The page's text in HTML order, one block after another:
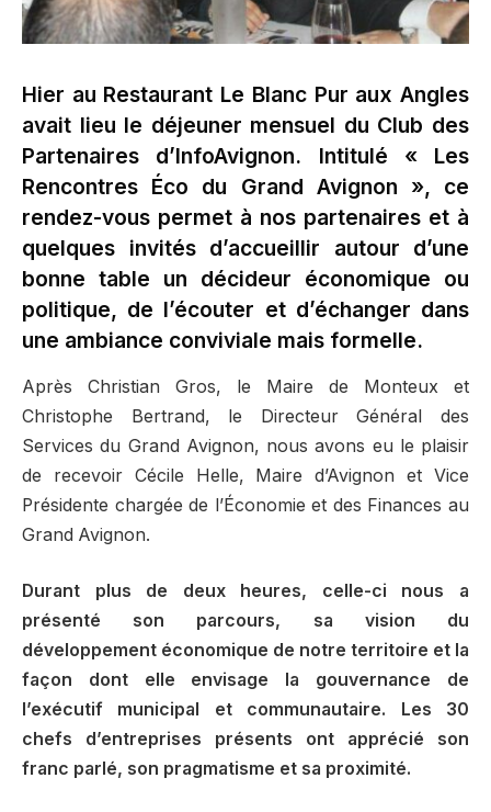
Hier au Restaurant Le Blanc Pur aux Angles
avait lieu le déjeuner mensuel du Club des
Partenaires d’InfoAvignon. Intitulé « Les
Rencontres Éco du Grand Avignon », ce
rendez-vous permet à nos partenaires et à
quelques invités d’accueillir autour d’une
bonne table un décideur économique ou
politique, de l’écouter et d’échanger dans
une ambiance conviviale mais formelle.
Après Christian Gros, le Maire de Monteux et
Christophe Bertrand, le Directeur Général des
Services du Grand Avignon, nous avons eu le plaisir
de recevoir Cécile Helle, Maire d’Avignon et Vice
Présidente chargée de l’Économie et des Finances au
Grand Avignon.
Durant plus de deux heures, celle-ci nous a
présenté son parcours, sa vision du
développement économique de notre territoire et la
façon dont elle envisage la gouvernance de
l’exécutif municipal et communautaire. Les 30
chefs d’entreprises présents ont apprécié son
franc parlé, son pragmatisme et sa proximité.